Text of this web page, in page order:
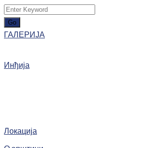
ГАЛЕРИЈА
Инђија
Локација